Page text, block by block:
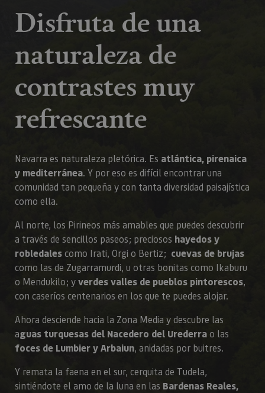
Disfruta de una
naturaleza de
contrastes muy
refrescante
Navarra es naturaleza pletórica. Es atlántica, pirenaica
y mediterránea. Y por eso es difícil encontrar una
comunidad tan pequeña y con tanta diversidad paisajística
como ella.
Al norte, los Pirineos más amables que puedes descubrir
a través de sencillos paseos; preciosos hayedos y
robledalescomo Irati, Orgi o Bertiz; cuevas de brujas
como las de Zugarramurdi, u otras bonitas como Ikaburu
o Mendukilo; yverdes valles de pueblos pintorescos,
con caseríos centenarios en los que te puedes alojar.
Ahora desciende hacia la Zona Media y descubre las
aguas turquesas del Nacedero del Urederrao las
foces de Lumbier y Arbaiun, anidadas por buitres.
Y remata la faena en el sur, cerquita de Tudela,
sintiéndote el amo de la luna en las Bardenas Reales,